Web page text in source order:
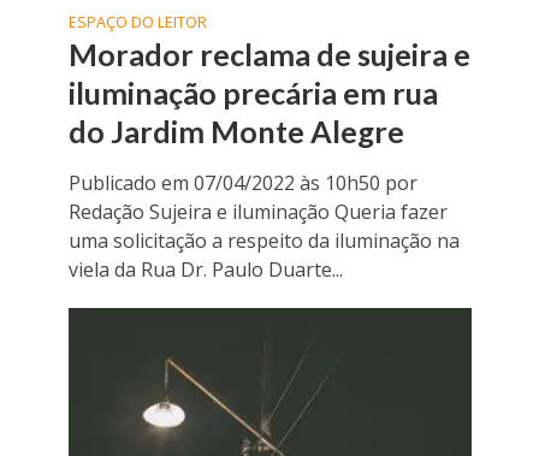
ESPAÇO DO LEITOR
Morador reclama de sujeira e
iluminação precária em rua
do Jardim Monte Alegre
Publicado em 07/04/2022 às 10h50 por
Redação Sujeira e iluminação Queria fazer
uma solicitação a respeito da iluminação na
viela da Rua Dr. Paulo Duarte...